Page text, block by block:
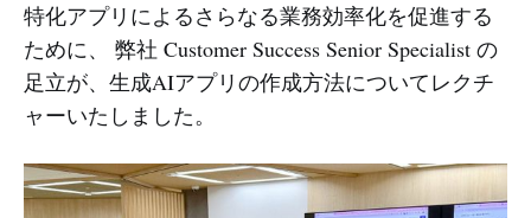
特化アプリによるさらなる業務効率化を促進する
ために、 弊社 Customer Success Senior Specialist の
足立が、生成AIアプリの作成方法についてレクチ
ャーいたしました。